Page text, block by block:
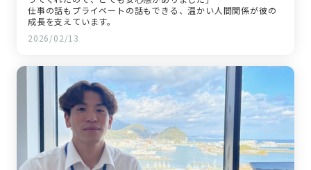
仕事の話もプライベートの話もできる、温かい人間関係が彼の
成長を支えています。
2026/02/13